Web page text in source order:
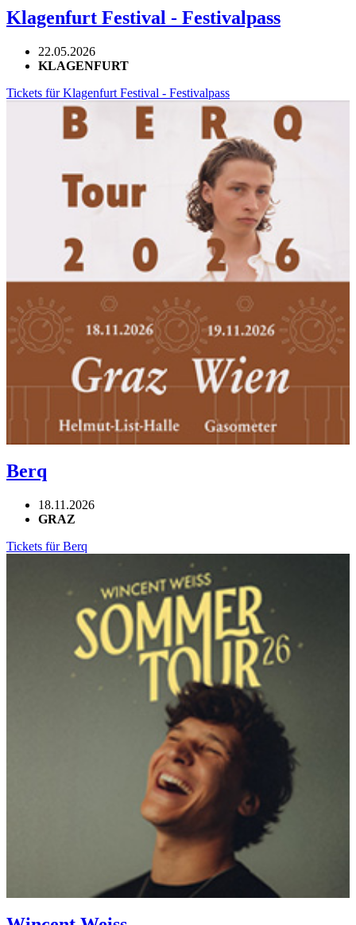
Klagenfurt Festival - Festivalpass
22.05.2026
KLAGENFURT
Tickets für Klagenfurt Festival - Festivalpass
Berq
18.11.2026
GRAZ
Tickets für Berq